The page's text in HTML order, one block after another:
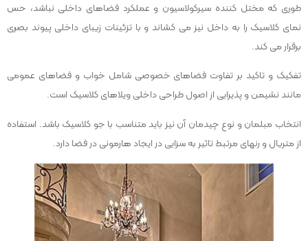
طوری که مختل کننده سیرکولاسیون و عملکرد فضاهای داخلی نباشد، حس
نمای کلاسیک را به داخل نیز می کشاند و با تزئینات زیبای داخلی پیوند بصری
برقرار می کند.
تفکیک و تاکید بر تفاوت فضاهای خصوصی شامل خواب و فضاهای عمومی
مانند نشیمن و پذیرایی از اصول طراحی داخلی ویلاهای کلاسیک است.
انتخاب مبلمان و نوع چیدمان آن نیز باید متناسب با جو کلاسیک باشد. استفاده
از متریال و رنهای مرتبط تاثیر به سزایی در ایجاد هارمونی در فضا دارد.